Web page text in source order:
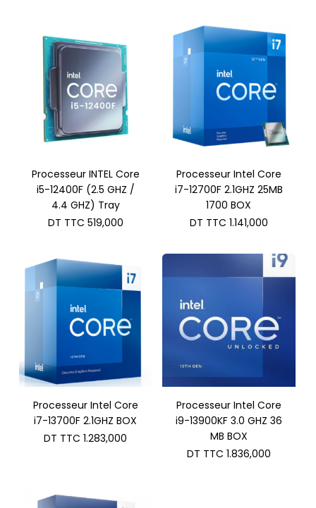
Processeur INTEL Core
i5-12400F (2.5 GHZ /
4.4 GHZ) Tray
DT TTC 519,000
Processeur Intel Core
i7-12700F 2.1GHZ 25MB
1700 BOX
DT TTC 1.141,000
Processeur Intel Core
i7-13700F 2.1GHZ BOX
DT TTC 1.283,000
Processeur Intel Core
i9-13900KF 3.0 GHZ 36
MB BOX
DT TTC 1.836,000